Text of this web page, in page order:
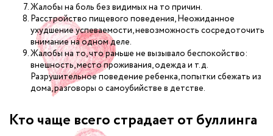
Жалобы на боль без видимых на то причин.
Расстройство пищевого поведения, Неожиданное
ухудшение успеваемости, невозможность сосредоточить
внимание на одном деле.
Жалобы на то, что раньше не вызывало беспокойство:
внешность, место проживания, одежда и т.д.
Разрушительное поведение ребенка, попытки сбежать из
дома, разговоры о самоубийстве в детстве.
Кто чаще всего страдает от буллинга